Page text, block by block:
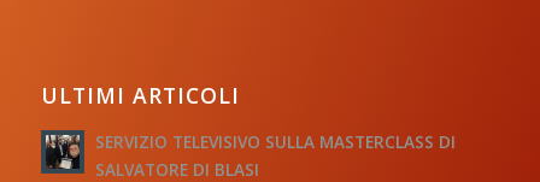
ULTIMI ARTICOLI
SERVIZIO TELEVISIVO SULLA MASTERCLASS DI
SALVATORE DI BLASI